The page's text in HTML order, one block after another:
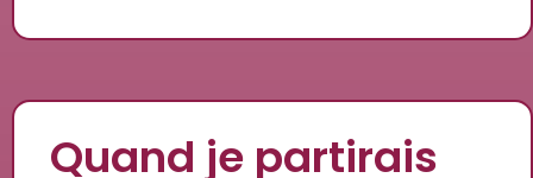
Quand je partirais